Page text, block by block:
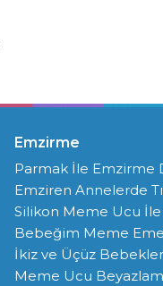
Emzirme
Parmak İle Emzirme
Emziren Annelerde
Silikon Meme Ucu
Bebeğim Meme
İkiz ve Üçüz
Meme Ucu